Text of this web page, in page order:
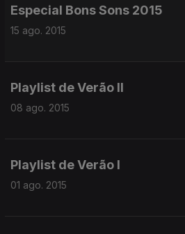
Especial Bons Sons 2015
15 ago. 2015
Playlist de Verão II
08 ago. 2015
Playlist de Verão I
01 ago. 2015